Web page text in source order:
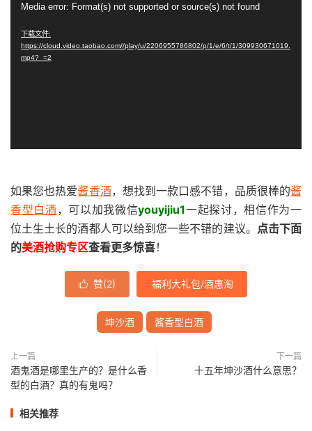
Media error: Format(s) not supported or source(s) not found
下载文件:
https://cloud.video.taobao.com//play/u/2206955786802/p/1/e/6/t/1/309930671019.
mp4?_=2
如果您也热爱酱香酒，想找到一款口感不错，品质很棒的酱
香型白酒，可以加我微信youyijiu1一起探讨，相信作为一
位土生土长的酒都人可以给到您一些不错的建议。 点击下面
的美酒抢购专区查看更多惊喜！
 赞(2) 福利大礼包/酒惠淘
坤沙酒 酱香型白酒
上一篇
酒鬼酒是哪里生产的？是什么香
型的白酒？真的有鬼吗？
下一篇
十五年坤沙酒什么意思？
相关推荐